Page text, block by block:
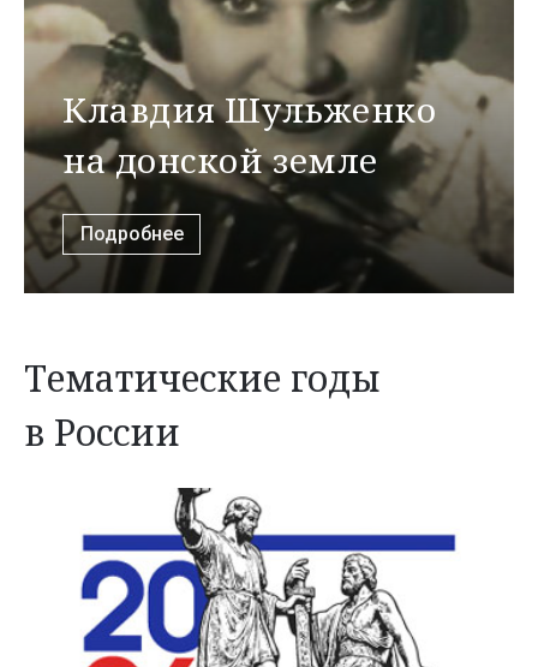
Клавдия Шульженко
на донской земле
Подробнее
Тематические годы
в России